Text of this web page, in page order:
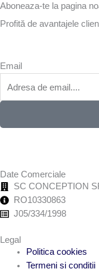
Aboneaza-te la pagina
Profită de avantajele
Email
Date Comerciale
SC CONCEPTION
RO10330863
J05/334/1998
Legal
Politica cookies
Termeni si conditii